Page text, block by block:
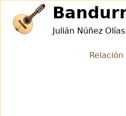
navigation
Julián Núñez Olías